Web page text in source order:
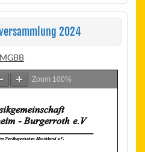
2024
Zoom 100%